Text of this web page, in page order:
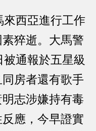
西亞進行工作
猝逝。大馬警
通報於五星級
房者還有歌手
志涉嫌持有毒
應，今早證實